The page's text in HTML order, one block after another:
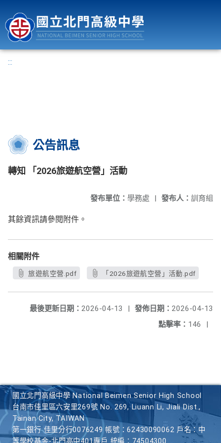
:::
公告訊息
轉知 「2026旅遊航空營」活動
發布人： 訓育組
發布單位： 學務處 |
其餘資訊請參閱附件。
相關附件
旅遊航空營.pdf 「2026旅遊航空營」活動.pdf
發佈日期： 2026-04-13
最後更新日期： 2026-04-13
|
點擊率： 146 |
國立北門高級中學 National Beimen Senior High School
台南市佳里區六安里269號 No. 269, Liuann Li, Jiali Dist.,
Tainan City, TAIWAN
第一銀行 佳里分行0076249 帳號：62430090062 戶名：中
等學校基金-北門高中401專戶 統編：74504300